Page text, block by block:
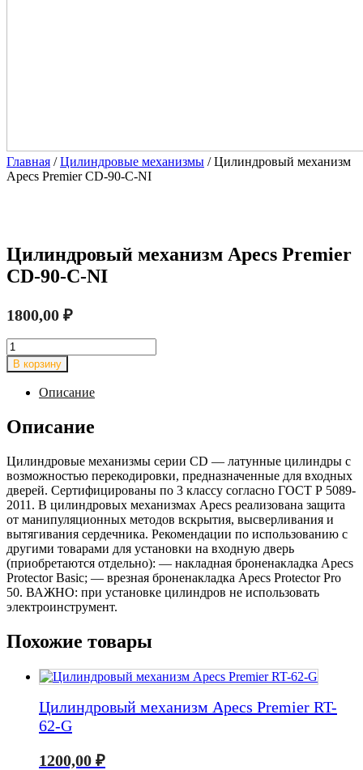
Главная /Цилиндровые механизмы / Цилиндровый механизм
Apecs Premier CD-90-C-NI
Цилиндровый механизм Apecs Premier
CD-90-C-NI
1800,00 ₽
Количество
товара
Цилиндровый
механизм
Premier
CD-
C-
NI
В корзину
Описание
Описание
Цилиндровые механизмы серии CD — латунные цилиндры с
возможностью перекодировки, предназначенные для входных
дверей. Сертифицированы по 3 классу согласно ГОСТ Р 5089-
2011. В цилиндровых механизмах Apecs реализована защита
от манипуляционных методов вскрытия, высверливания и
вытягивания сердечника. Рекомендации по использованию с
другими товарами для установки на входную дверь
(приобретаются отдельно): — накладная броненакладка Apecs
Protector Basic; — врезная броненакладка Apecs Protector Pro
50. ВАЖНО: при установке цилиндров не использовать
электроинструмент.
Похожие товары
Цилиндровый механизм Apecs Premier RT-
62-G
1200,00 ₽